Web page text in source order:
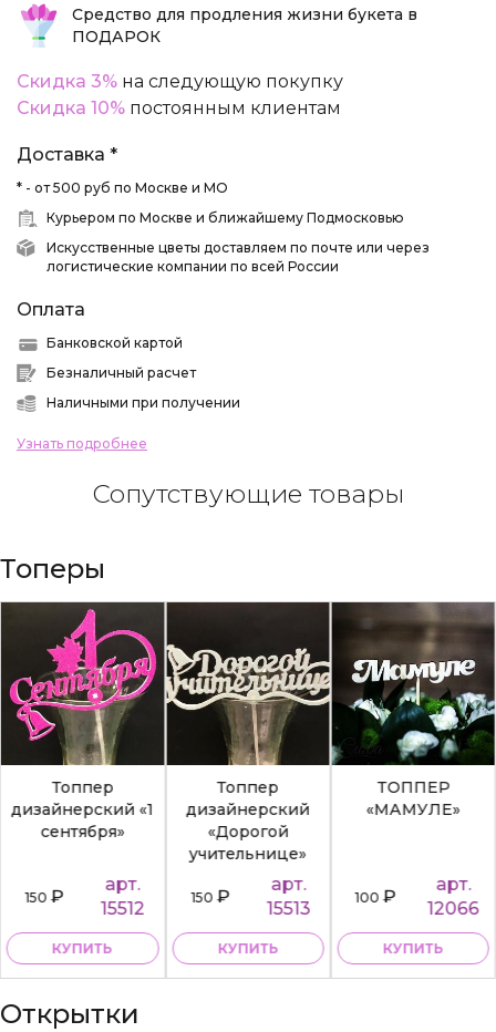
Средство для продления жизни букета в
ПОДАРОК
Скидка 3% на следующую покупку
Скидка 10% постоянным клиентам
Доставка *
* - от 500 руб по Москве и МО
Курьером по Москве и ближайшему Подмосковью
Искусственные цветы доставляем по почте или через
логистические компании по всей России
Оплата
Банковской картой
Безналичный расчет
Наличными при получении
Узнать подробнее
Сопутствующие товары
Топеры
Топпер
дизайнерский «1
сентября»
150₽
арт.
15512
КУПИТЬ
Топпер
дизайнерский
«Дорогой
учительнице»
150₽
арт.
15513
КУПИТЬ
ТОППЕР
«МАМУЛЕ»
100₽
арт.
12066
КУПИТЬ
Открытки